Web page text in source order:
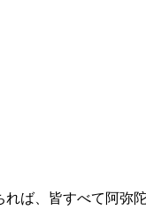
ば、皆すべて阿弥